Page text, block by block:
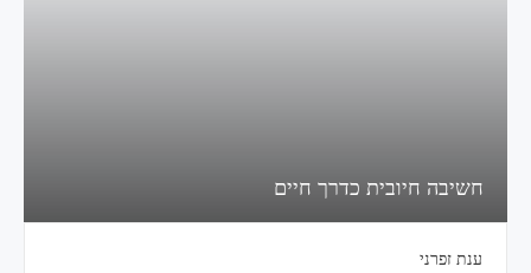
חשיבה חיובית כדרך חיים
ענת זפרני